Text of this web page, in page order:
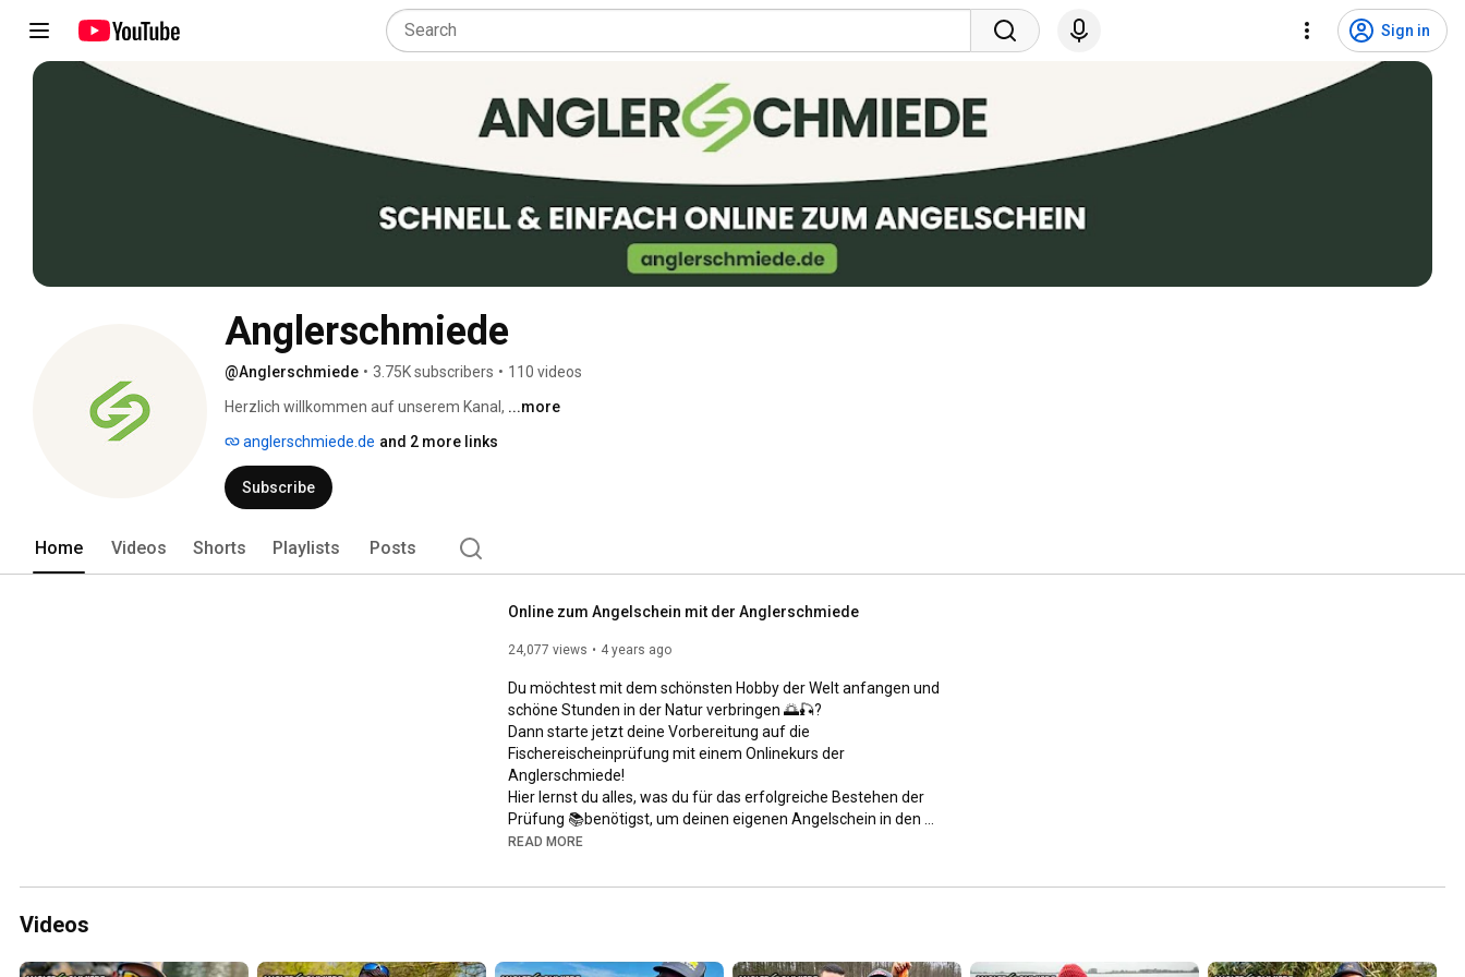
Sign in
Anglerschmiede
@Anglerschmiede • 3.75K subscribers • 110 videos
Herzlich willkommen auf unserem Kanal, ...more
anglerschmiede.de and 2 more links
Subscribe
Home Videos Shorts Playlists Posts
Online zum Angelschein mit der Anglerschmiede
24,077 views 4 years ago
Du möchtest mit dem schönsten Hobby der Welt anfangen und
schöne Stunden in der Natur verbringen 🌅🎣?
Dann starte jetzt deine Vorbereitung auf die
Fischereischeinprüfung mit einem Onlinekurs der
Anglerschmiede!
Hier lernst du alles, was du für das erfolgreiche Bestehen der
Prüfung 📚benötigst, um deinen eigenen Angelschein in den
Händen zu halten.
Thüringen, Nordrhein-Westfalen, Berlin und Brandenburg
Check die Kurse auf 👉 https://anglerschmiede.de/
READ MORE
Videos